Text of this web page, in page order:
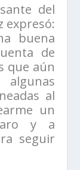
del
expresó:
buena
de
que aún
al
un
y a
seguir